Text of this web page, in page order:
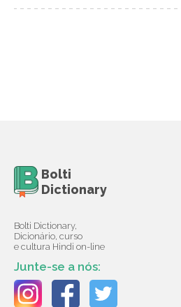
Bolti
Dictionary
Bolti Dictionary,
Dicionário, curso
e cultura Hindi on-line
Junte-se a nós: